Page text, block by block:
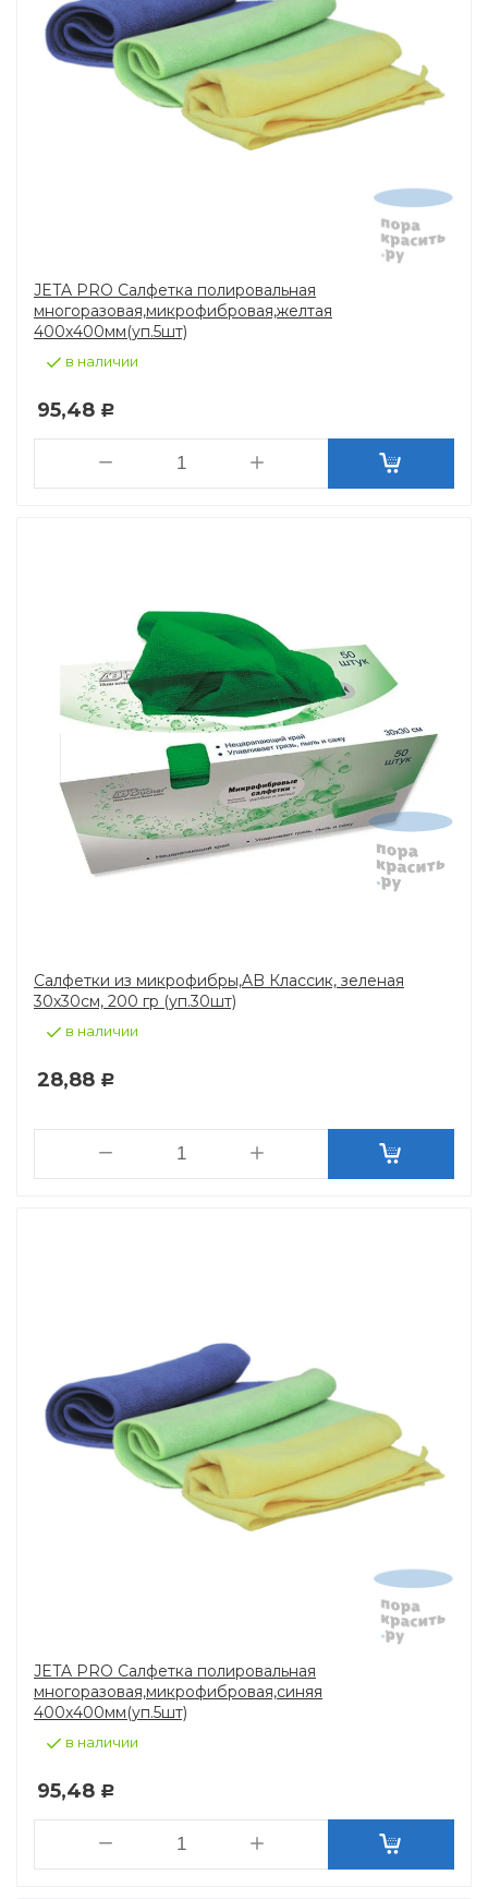
JETA PRO Салфетка полировальная
многоразовая,микрофибровая,желтая
400х400мм(уп.5шт)
в наличии
95,48 Р
Салфетки из микрофибры,AB Классик, зеленая
30х30см, 200 гр (уп.30шт)
в наличии
28,88 Р
JETA PRO Салфетка полировальная
многоразовая,микрофибровая,синяя
400х400мм(уп.5шт)
в наличии
95,48 Р